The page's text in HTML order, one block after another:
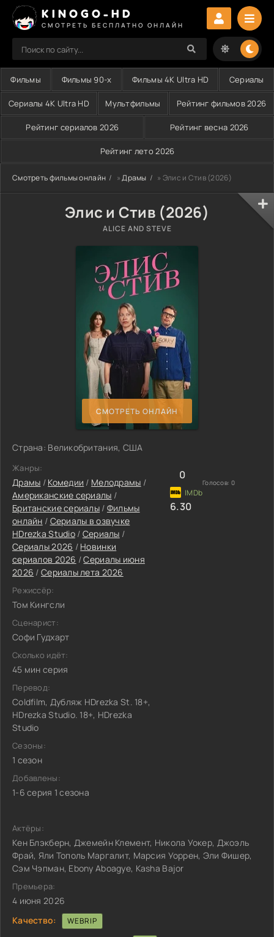
KINOGO-HD
СМОТРЕТЬ БЕСПЛАТНО ОНЛАЙН
Фильмы Фильмы 90-х Фильмы 4K Ultra HD Сериалы
Сериалы 4K Ultra HD Мультфильмы Рейтинг фильмов 2026
Рейтинг сериалов 2026 Рейтинг весна 2026
Рейтинг лето 2026
Смотреть фильмы онлайн »Драмы » Элис и Стив (2026)
Элис и Стив (2026)
ALICE AND STEVE
СМОТРЕТЬ ОНЛАЙН
Страна: Великобритания, США
Жанры:
Драмы / Комедии / Мелодрамы /
Американские сериалы /
Британские сериалы / Фильмы
онлайн / Сериалы в озвучке
HDrezka Studio/ Сериалы /
Сериалы 2026 / Новинки
сериалов 2026 /Сериалы июня
2026 / Сериалы лета 2026
Режиссёр:
Том Кингсли
Сценарист:
Софи Гудхарт
Сколько идёт:
45 мин серия
Перевод:
Coldfilm, Дубляж HDrezka St. 18+,
HDrezka Studio. 18+, HDrezka
Studio
Сезоны:
1 сезон
Добавлены:
1-6 серия 1 сезона
0
Голосов: 0
6.30
Актёры:
Кен Блэкберн, Джемейн Клемент, Никола Уокер, Джоэль
Фрай, Яли Тополь Маргалит, Марсия Уоррен, Эли Фишер,
Сэм Чэпман, Ebony Aboagye, Kasha Bajor
Премьера:
4 июня 2026
Качество:
WEBRIP